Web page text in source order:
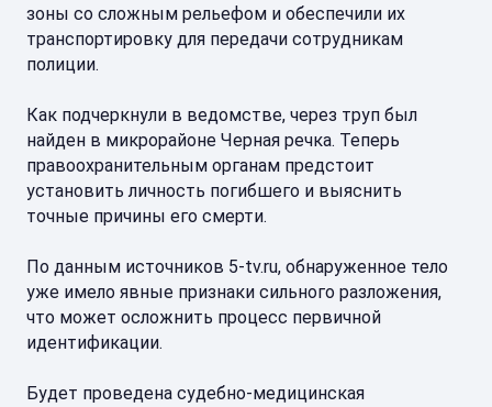
зоны со сложным рельефом и обеспечили их
транспортировку для передачи сотрудникам
полиции.
Как подчеркнули в ведомстве, через труп был
найден в микрорайоне Черная речка. Теперь
правоохранительным органам предстоит
установить личность погибшего и выяснить
точные причины его смерти.
По данным источников 5-tv.ru, обнаруженное тело
уже имело явные признаки сильного разложения,
что может осложнить процесс первичной
идентификации.
Будет проведена судебно-медицинская